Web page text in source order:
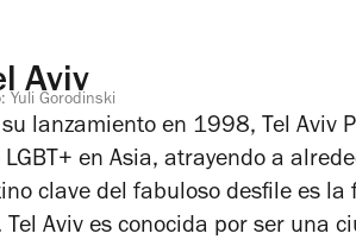
Aviv
Yuli Gorodinski
su lanzamiento en 1998, Tel Aviv
LGBT+ en Asia, atrayendo a
clave del fabuloso desfile es
Tel Aviv es conocida por ser una